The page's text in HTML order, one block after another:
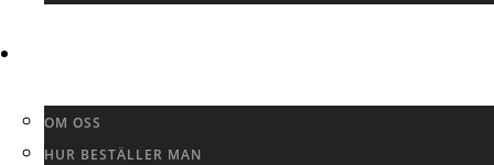
OM OSS
HUR BESTÄLLER MAN